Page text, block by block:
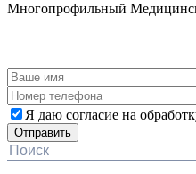
Многопрофильный
Я даю согласие на